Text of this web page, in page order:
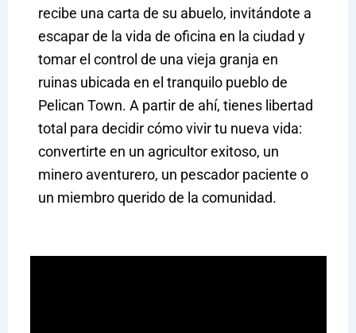
recibe una carta de su abuelo, invitándote a
escapar de la vida de oficina en la ciudad y
tomar el control de una vieja granja en
ruinas ubicada en el tranquilo pueblo de
Pelican Town. A partir de ahí, tienes libertad
total para decidir cómo vivir tu nueva vida:
convertirte en un agricultor exitoso, un
minero aventurero, un pescador paciente o
un miembro querido de la comunidad.